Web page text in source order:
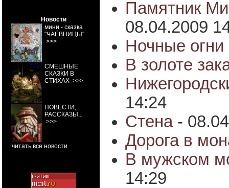
Новости
мини - сказка
"ЧАЁВНИЦЫ"
>>>
СМЕШНЫЕ
СКАЗКИ В
СТИХАХ >>>
ПОВЕСТИ,
РАССКАЗЫ...
>>>
читать все новости
Памятник
08.04.2009
Ночные огни
В золоте
14:24
Стена-
Дорога в
В мужском
14:29